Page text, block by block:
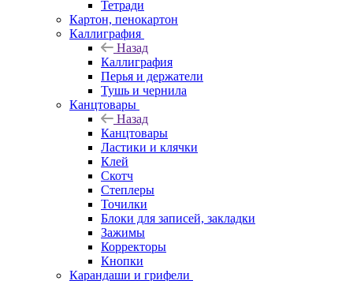
Тетради
Картон, пенокартон
Каллиграфия
Назад
Каллиграфия
Перья и держатели
Тушь и чернила
Канцтовары
Назад
Канцтовары
Ластики и клячки
Клей
Скотч
Степлеры
Точилки
Блоки для записей, закладки
Зажимы
Корректоры
Кнопки
Карандаши и грифели